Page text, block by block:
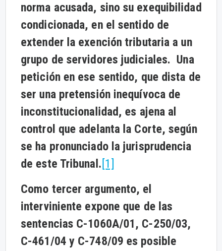
norma acusada, sino su exequibilidad
condicionada, en el sentido de
extender la exención tributaria a un
grupo de servidores judiciales. Una
petición en ese sentido, que dista de
ser una pretensión inequívoca de
inconstitucionalidad, es ajena al
control que adelanta la Corte, según
se ha pronunciado la jurisprudencia
de este Tribunal.[1]
Como tercer argumento, el
interviniente expone que de las
sentencias C-1060A/01, C-250/03,
C-461/04 y C-748/09 es posible